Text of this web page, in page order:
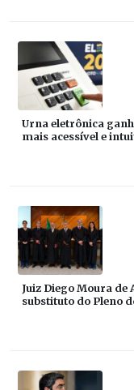
Urna eletrônica
mais acessível e
Juiz Diego Moura
substituto do Pleno